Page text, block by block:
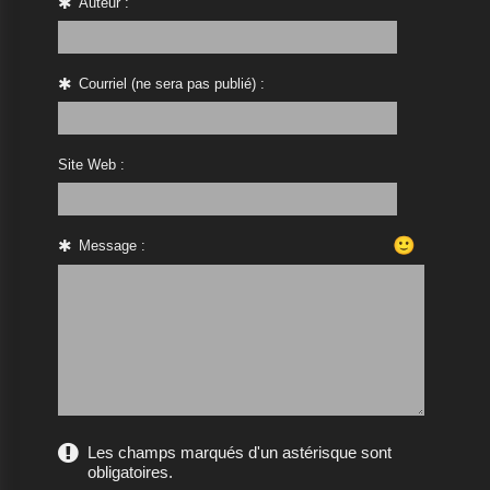
Courriel (ne sera pas publié) :
Site Web :
Message : 🙂
Les champs marqués d'un astérisque sont
obligatoires.